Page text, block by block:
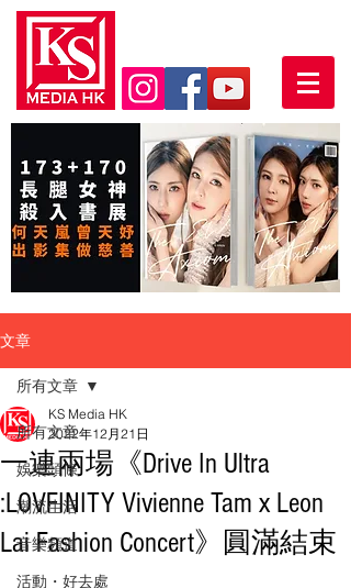
文章
所有文章
娛樂頭條
潮流生活
音樂頻道
活動・好去處
所有文章
一連兩場《Drive In Ultra
:LOVFINITY Vivienne Tam x Leon
Lai Fashion Concert》圓滿結束
KS Media HK
2022年12月21日